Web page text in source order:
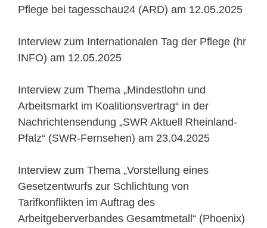
Pflege bei tagesschau24 (ARD) am 12.05.2025
Interview zum Internationalen Tag der Pflege (hr
INFO) am 12.05.2025
Interview zum Thema „Mindestlohn und
Arbeitsmarkt im Koalitionsvertrag“ in der
Nachrichtensendung „SWR Aktuell Rheinland-
Pfalz“ (SWR-Fernsehen) am 23.04.2025
Interview zum Thema „Vorstellung eines
Gesetzentwurfs zur Schlichtung von
Tarifkonflikten im Auftrag des
Arbeitgeberverbandes Gesamtmetall“ (Phoenix)